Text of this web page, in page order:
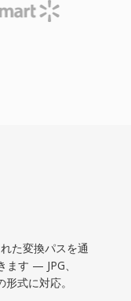
た変換パスを通
ます — JPG、
式に対応。